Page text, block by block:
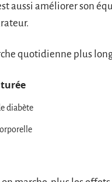
aussi améliorer son
quotidienne plus
diabète